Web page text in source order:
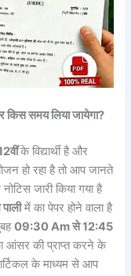
किस समय लिया जायेगा?
के विद्यार्थी है और
हो रहा है तो आप जानते
नोटिस जारी किया गया है
में का पेपर होने वाला है
09:30 Am से 12:45
आंसर की प्राप्त करने के
के माध्यम से आप